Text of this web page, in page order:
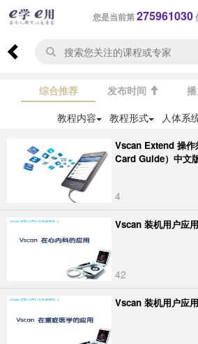
您是当前第275961030
综合推荐 发布时间
教程内容
教程形式 人体系
Vscan Extend 操作
Card Guide）中文
4
Vscan 装机用户应
42
Vscan 装机用户应